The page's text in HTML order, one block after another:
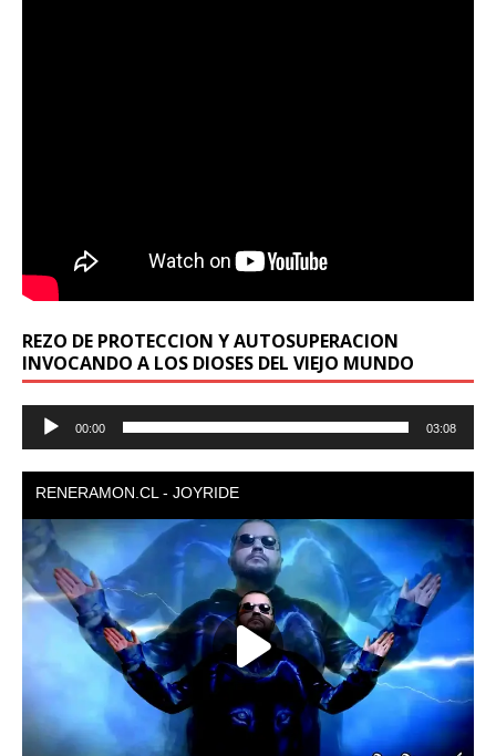
REZO DE PROTECCION Y AUTOSUPERACION
INVOCANDO A LOS DIOSES DEL VIEJO MUNDO
Reproductor
00:00 03:08